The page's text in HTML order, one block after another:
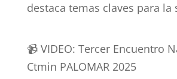
destaca temas claves para la
📹 VIDEO: Tercer Encuentro
Ctmin PALOMAR 2025